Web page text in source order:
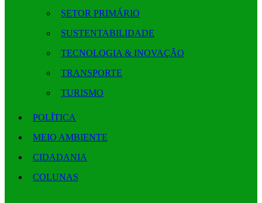
SETOR PRIMÁRIO
SUSTENTABILIDADE
TECNOLOGIA & INOVAÇÃO
TRANSPORTE
TURISMO
POLÍTICA
MEIO AMBIENTE
CIDADANIA
COLUNAS